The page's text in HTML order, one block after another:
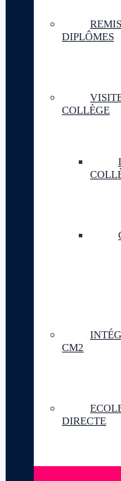
DIPLÔMES
COLLÈGE
CM2
DIRECTE